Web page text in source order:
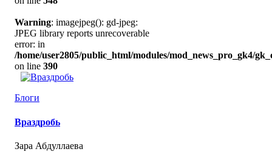
Warning: imagejpeg(): gd-jpeg:
JPEG library reports unrecoverable
error: in
/home/user2805/public_html/modules/mod_news_pro_gk4/
on line 390
Блоги
Враздробь
Зара Абдуллаева